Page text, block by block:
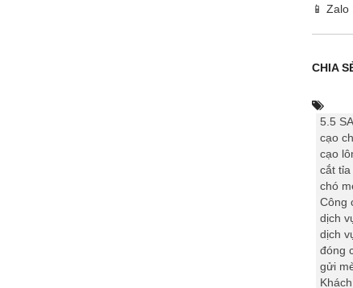
📱 Zalo
CHIA
5.5
cạo
cạo
cắt
chó
Công
dịch
dịch
đóng
gửi